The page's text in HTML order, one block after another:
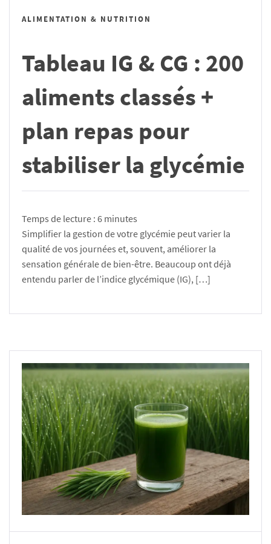
ALIMENTATION & NUTRITION
Tableau IG & CG : 200
aliments classés +
plan repas pour
stabiliser la glycémie
Temps de lecture : 6 minutes
Simplifier la gestion de votre glycémie peut varier la
qualité de vos journées et, souvent, améliorer la
sensation générale de bien-être. Beaucoup ont déjà
entendu parler de l’indice glycémique (IG), […]